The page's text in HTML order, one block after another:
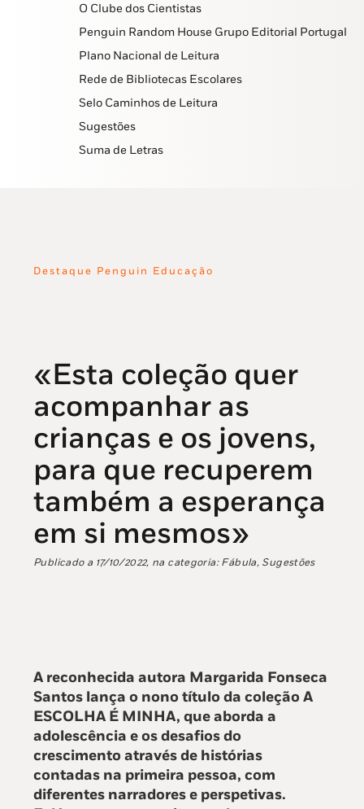
O Clube dos Cientistas
Penguin Random House Grupo Editorial Portugal
Plano Nacional de Leitura
Rede de Bibliotecas Escolares
Selo Caminhos de Leitura
Sugestões
Suma de Letras
Destaque Penguin Educação
«Esta coleção quer
acompanhar as
crianças e os jovens,
para que recuperem
também a esperança
em si mesmos»
Publicado a 17/10/2022, na categoria: Fábula, Sugestões
A reconhecida autora Margarida Fonseca
Santos lança o nono título da coleção A
ESCOLHA É MINHA, que aborda a
adolescência e os desafios do
crescimento através de histórias
contadas na primeira pessoa, com
diferentes narradores e perspetivas.